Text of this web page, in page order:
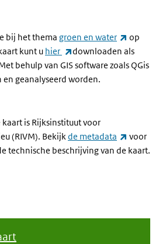
bij het thema groen en water
op
kunt u hier (externe link)
downloaden als
behulp van GIS software zoals QGis
geanalyseerd worden.
is Rijksinstituut voor
(RIVM). Bekijkde metadata
voor
technische beschrijving van de kaart.